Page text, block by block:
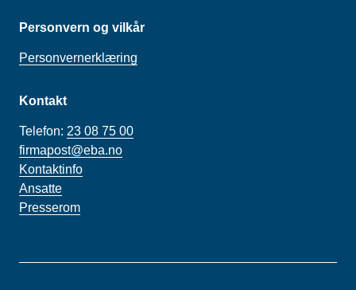
Personvern og vilkår
Personvernerklæring
Kontakt
Telefon: 23 08 75 00
firmapost@eba.no
Kontaktinfo
Ansatte
Presserom